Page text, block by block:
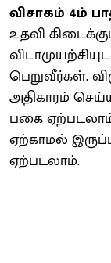
விசாகம் 4ம்
உதவி
பெறுவீர்கள்.
அதிகாரம்
பகை
ஏற்காமல்
ஏற்படலாம்.